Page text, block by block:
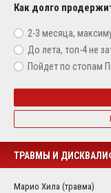
Как долго
2-3 месяца,
До лета, топ-4 не
Пойдет по стопам
ТРАВМЫ И
Марио Хила (травма)